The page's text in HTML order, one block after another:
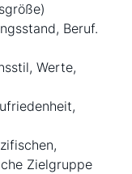
Beruf.
Werte,
Zielgruppe